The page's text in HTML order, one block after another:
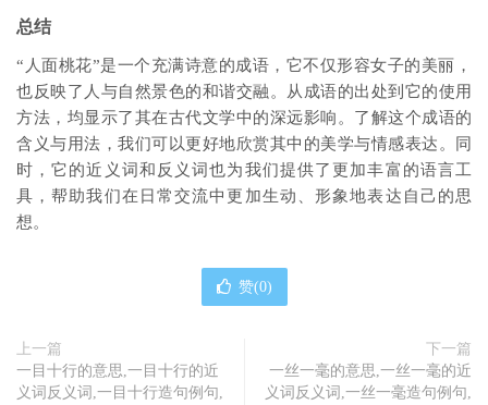
总结
“人面桃花”是一个充满诗意的成语，它不仅形容女子的美丽，
也反映了人与自然景色的和谐交融。从成语的出处到它的使用
方法，均显示了其在古代文学中的深远影响。了解这个成语的
含义与用法，我们可以更好地欣赏其中的美学与情感表达。同
时，它的近义词和反义词也为我们提供了更加丰富的语言工
具，帮助我们在日常交流中更加生动、形象地表达自己的思
想。
赞(0)
上一篇
一目十行的意思,一目十行的近
义词反义词,一目十行造句例句,
下一篇
一丝一毫的意思,一丝一毫的近
义词反义词,一丝一毫造句例句,